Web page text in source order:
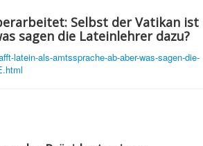
Selbst der Vatikan ist
sagen die Lateinlehrer dazu?
latein-als-amtssprache-ab-aber-was-sagen-die-